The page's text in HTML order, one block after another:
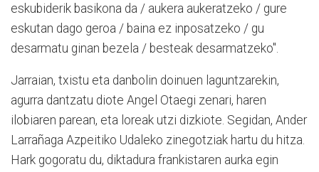
eskubiderik basikona da / aukera aukeratzeko / gure
eskutan dago geroa / baina ez inposatzeko / gu
desarmatu ginan bezela / besteak desarmatzeko".
Jarraian, txistu eta danbolin doinuen laguntzarekin,
agurra dantzatu diote Angel Otaegi zenari, haren
ilobiaren parean, eta loreak utzi dizkiote. Segidan, Ander
Larrañaga Azpeitiko Udaleko zinegotziak hartu du hitza.
Hark gogoratu du, diktadura frankistaren aurka egin